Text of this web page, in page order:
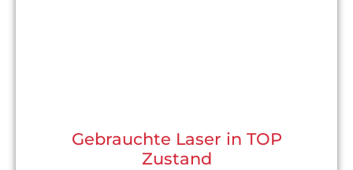
Gebrauchte Laser in TOP
Zustand